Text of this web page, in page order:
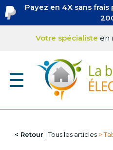
Aller
au
contenu
Payez en 4X sans
Votre spécialiste en
Retour Tous les articles